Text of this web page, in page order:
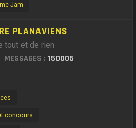
Jam
PLANAVIENS
tout et de rien
: 150005
concours